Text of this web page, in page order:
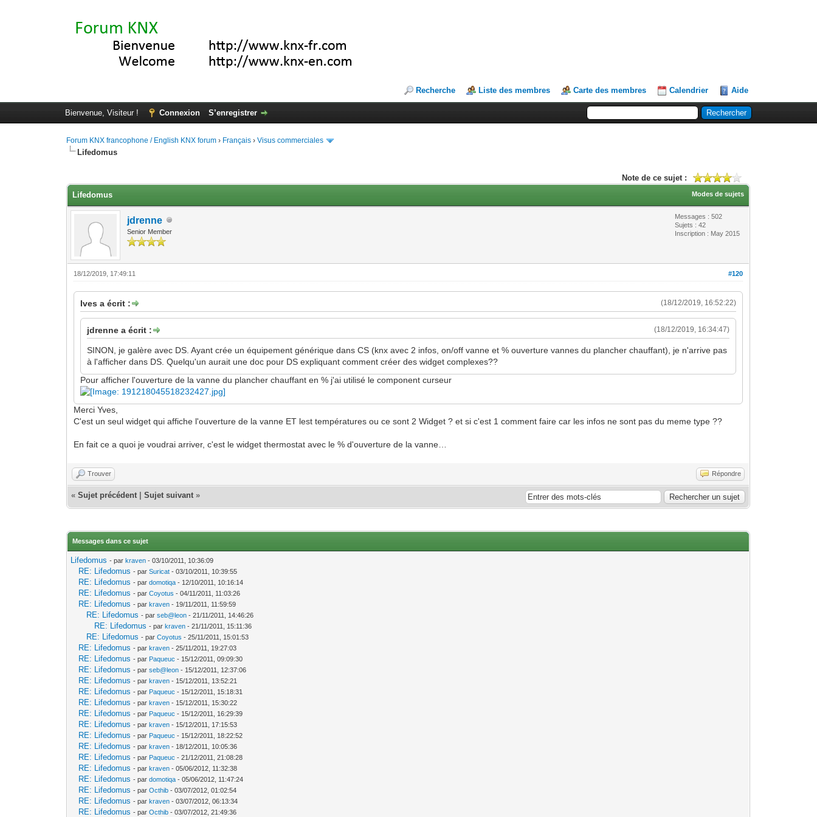
Recherche Liste des membres Carte des membres Calendrier Aide
Bienvenue, Visiteur ! Connexion S’enregistrer
Forum KNX francophone / English KNX forum › Français ›Visus commerciales
Lifedomus
Note de ce sujet :
Modes de sujets
Lifedomus
jdrenne
Senior Member
Messages : 502
Sujets : 42
Inscription : May 2015
#120
18/12/2019, 17:49:11
(18/12/2019, 16:52:22)
Ives a écrit :
(18/12/2019, 16:34:47)
jdrenne a écrit :
SINON, je galère avec DS. Ayant crée un équipement générique dans CS (knx avec 2 infos, on/off vanne et % ouverture vannes du plancher chauffant), je n'arrive pas
à l'afficher dans DS. Quelqu'un aurait une doc pour DS expliquant comment créer des widget complexes??
Pour afficher l'ouverture de la vanne du plancher chauffant en % j'ai utilisé le component curseur
Merci Yves,
C'est un seul widget qui affiche l'ouverture de la vanne ET lest températures ou ce sont 2 Widget ? et si c'est 1 comment faire car les infos ne sont pas du meme type ??
En fait ce a quoi je voudrai arriver, c'est le widget thermostat avec le % d'ouverture de la vanne…
Trouver Répondre
«Sujet précédent |Sujet suivant »
Messages dans ce sujet
Lifedomus - parkraven - 03/10/2011, 10:36:09
RE: Lifedomus - parSuricat - 03/10/2011, 10:39:55
RE: Lifedomus - pardomotiqa - 12/10/2011, 10:16:14
RE: Lifedomus - parCoyotus - 04/11/2011, 11:03:26
RE: Lifedomus - parkraven - 19/11/2011, 11:59:59
RE: Lifedomus - parseb@leon - 21/11/2011, 14:46:26
RE: Lifedomus - parkraven - 21/11/2011, 15:11:36
RE: Lifedomus - parCoyotus - 25/11/2011, 15:01:53
RE: Lifedomus - parkraven - 25/11/2011, 19:27:03
RE: Lifedomus - par Paqueuc - 15/12/2011, 09:09:30
RE: Lifedomus - parseb@leon - 15/12/2011, 12:37:06
RE: Lifedomus - parkraven - 15/12/2011, 13:52:21
RE: Lifedomus - par Paqueuc - 15/12/2011, 15:18:31
RE: Lifedomus - parkraven - 15/12/2011, 15:30:22
RE: Lifedomus - par Paqueuc - 15/12/2011, 16:29:39
RE: Lifedomus - parkraven - 15/12/2011, 17:15:53
RE: Lifedomus - par Paqueuc - 15/12/2011, 18:22:52
RE: Lifedomus - parkraven - 18/12/2011, 10:05:36
RE: Lifedomus - par Paqueuc - 21/12/2011, 21:08:28
RE: Lifedomus - parkraven - 05/06/2012, 11:32:38
RE: Lifedomus - pardomotiqa - 05/06/2012, 11:47:24
RE: Lifedomus - parOcthib - 03/07/2012, 01:02:54
RE: Lifedomus - parkraven - 03/07/2012, 06:13:34
RE: Lifedomus - parOcthib - 03/07/2012, 21:49:36